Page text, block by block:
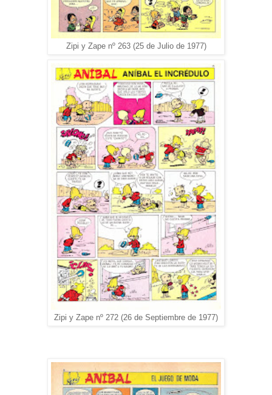
Zipi y Zape nº 263 (25 de Julio de 1977)
Zipi y Zape nº 272 (26 de Septiembre de 1977)